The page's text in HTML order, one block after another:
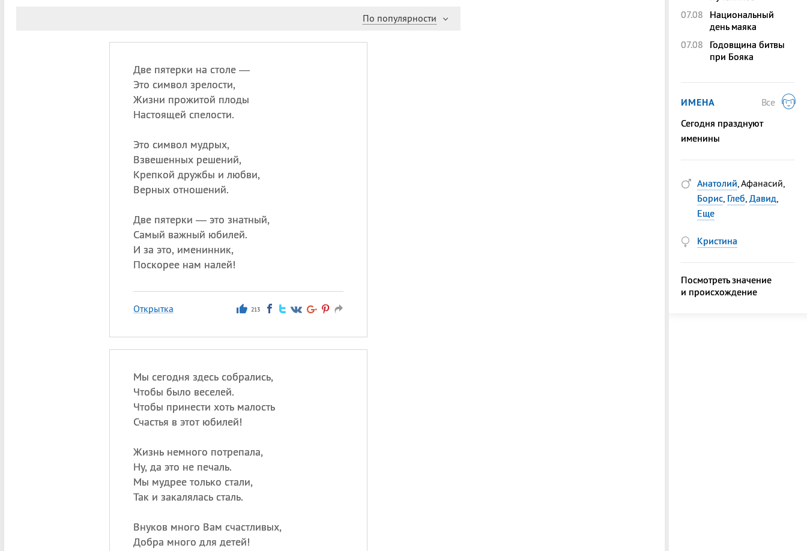
По популярности
Две пятерки на столе —
Это символ зрелости,
Жизни прожитой плоды
Настоящей спелости.
Это символ мудрых,
Взвешенных решений,
Крепкой дружбы и любви,
Верных отношений.
Две пятерки — это знатный,
Самый важный юбилей.
И за это, именинник,
Поскорее нам налей!
Открытка 213
Мы сегодня здесь собрались,
Чтобы было веселей.
Чтобы принести хоть малость
Счастья в этот юбилей!
Жизнь немного потрепала,
Ну, да это не печаль.
Мы мудрее только стали,
Так и закалялась сталь.
Внуков много Вам счастливых,
Добра много для детей!
07.08
Национальный
день маяка
07.08
Годовщина битвы
при Бояка
ИМЕНА
Все
Сегодня празднуют
именины
Анатолий, Афанасий,
Борис, Глеб, Давид,
Еще
Кристина
Посмотреть значение
и происхождение